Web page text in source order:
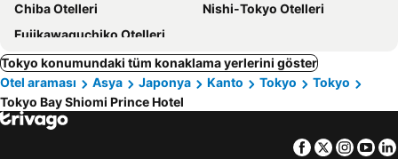
Chiba Otelleri
Nishi-Tokyo Otelleri
Fujikawaguchiko Otelleri
Tokyo konumundaki tüm konaklama yerlerini göster
Otel araması
Asya Japonya Kanto Tokyo
Tokyo
Tokyo Bay Shiomi Prince Hotel
Facebook
Twitter